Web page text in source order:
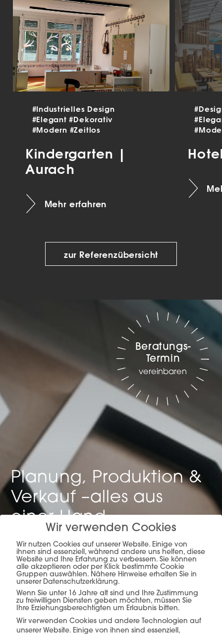
#Industrielles Design
#Elegant#Dekorativ
#Modern #Zeitlos
Kindergarten |
Aurach
Mehr erfahren
zur Referenzübersicht
Planung, Produktion &
Verkauf –alles aus
einer Hand.
mehr erfahren
Beratungs-
Termin
vereinbaren
Wir verwenden Cookies
Wir nutzen Cookies auf unserer Website. Einige von
ihnen sind essenziell, während andere uns helfen, diese
Website und Ihre Erfahrung zu verbessern. Sie können
alle akzeptieren oder per Klick bestimmte Cookie
Gruppen auswählen. Nähere Hinweise erhalten Sie in
unserer Datenschutzerklärung.
Wenn Sie unter 16 Jahre alt sind und Ihre Zustimmung
zu freiwilligen Diensten geben möchten, müssen Sie
Ihre Erziehungsberechtigten um Erlaubnis bitten.
Wir verwenden Cookies und andere Technologien auf
unserer Website. Einige von ihnen sind essenziell,